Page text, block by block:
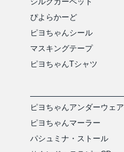
ぴよらかーど
ピヨちゃんシール
マスキングテープ
ピヨちゃんTシャツ
ピヨちゃんアンダーウェア
ピヨちゃんマーラー
パシュミナ・ストール